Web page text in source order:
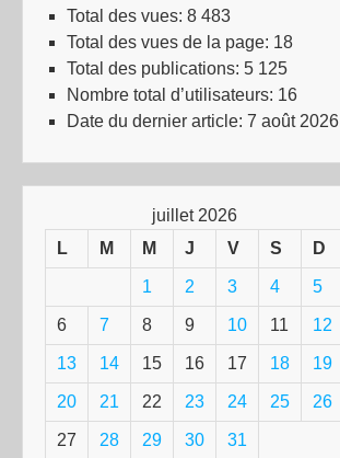
Total des vues: 8 483
Total des vues de la page: 18
Total des publications: 5 125
Nombre total d’utilisateurs: 16
Date du dernier article: 7 août 2026
juillet 2026
L
M M J V S D
1 2 3 4 5
6 7 8 9 10 11 12
13 14 15 16 17 18 19
20 21 22 23 24 25 26
27 28 29 30 31